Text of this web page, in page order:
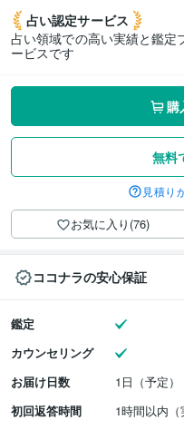
占い認定サービス
占い領域での高い実績と鑑定
ービスです
購
無料
見積り
お気に入り(76)
ココナラの安心保証
鑑定
カウンセリング
お届け日数
1日（予定）
初回返答時間
1時間以内（